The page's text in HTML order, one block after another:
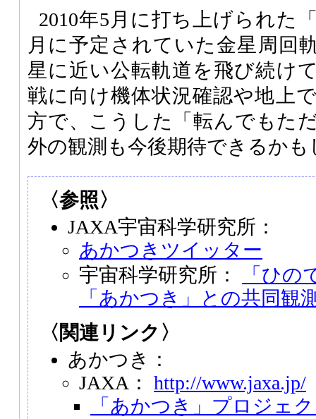
2010年5月に打ち上げられた
月に予定されていた金星周回
星に近い公転軌道を飛び続け
戦に向け機体状況確認や地上
方で、こうした「転んでもた
外の観測も今後期待できるかも
〈参照〉
JAXA宇宙科学研究所：
あかつきツイッター
宇宙科学研究所：
「ひ
「あかつき」との共同観
〈関連リンク〉
あかつき：
JAXA： http://www.jaxa.jp/
「あかつき」プロジェ